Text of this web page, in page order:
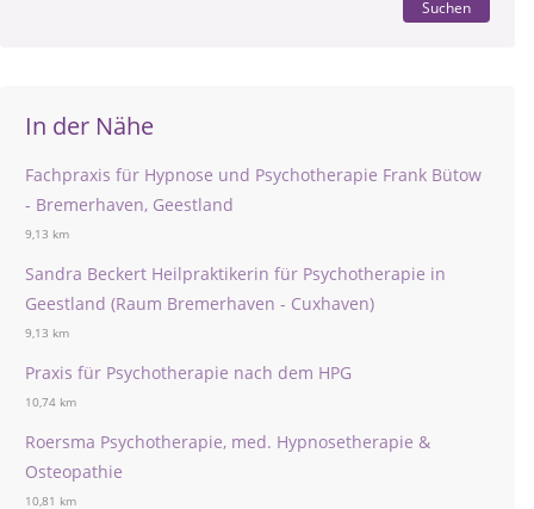
Suchen
In der Nähe
Fachpraxis für Hypnose und Psychotherapie Frank Bütow
- Bremerhaven, Geestland
9,13 km
Sandra Beckert Heilpraktikerin für Psychotherapie in
Geestland (Raum Bremerhaven - Cuxhaven)
9,13 km
Praxis für Psychotherapie nach dem HPG
10,74 km
Roersma Psychotherapie, med. Hypnosetherapie &
Osteopathie
10,81 km